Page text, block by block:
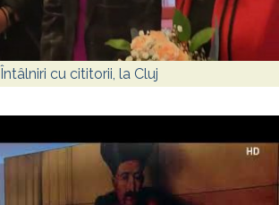
Întâlniri cu cititorii, la Cluj